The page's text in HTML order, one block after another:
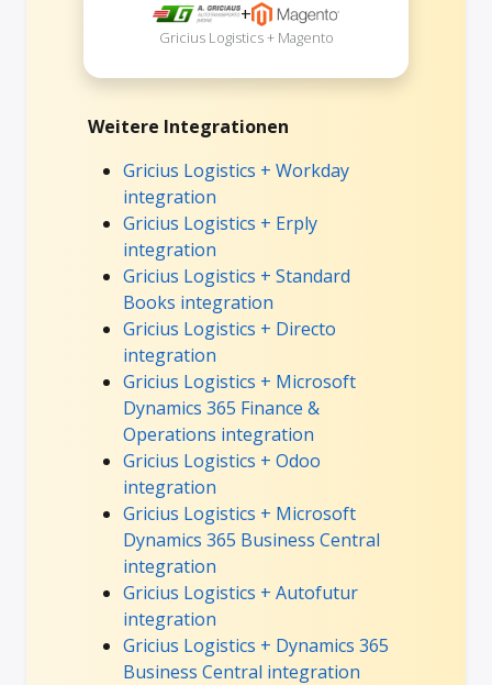
+
Gricius Logistics + Magento
Weitere Integrationen
Gricius Logistics + Workday
integration
Gricius Logistics + Erply
integration
Gricius Logistics + Standard
Books integration
Gricius Logistics + Directo
integration
Gricius Logistics + Microsoft
Dynamics 365 Finance &
Operations integration
Gricius Logistics + Odoo
integration
Gricius Logistics + Microsoft
Dynamics 365 Business Central
integration
Gricius Logistics + Autofutur
integration
Gricius Logistics + Dynamics 365
Business Central integration